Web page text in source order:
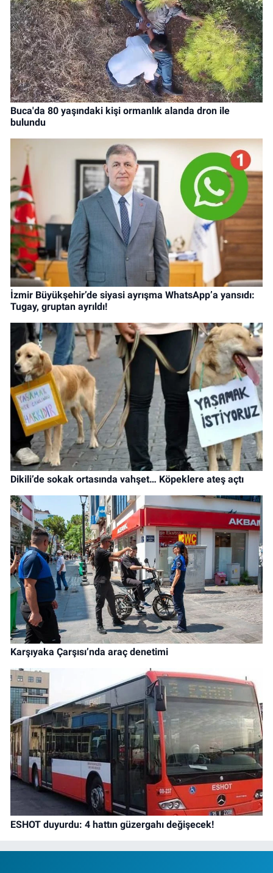
Buca'da 80 yaşındaki kişi ormanlık alanda dron ile
bulundu
İzmir Büyükşehir’de siyasi ayrışma WhatsApp’a yansıdı:
Tugay, gruptan ayrıldı!
Dikili’de sokak ortasında vahşet… Köpeklere ateş açtı
Karşıyaka Çarşısı’nda araç denetimi
ESHOT duyurdu: 4 hattın güzergahı değişecek!